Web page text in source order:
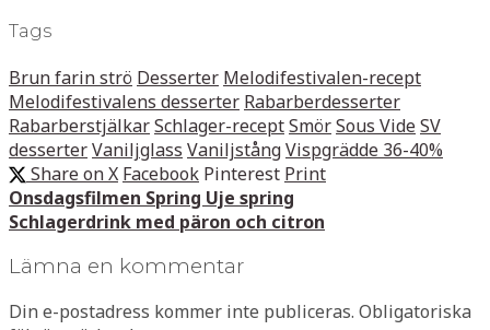
Tags
Brun farin strö Desserter Melodifestivalen-recept
Melodifestivalens desserter Rabarberdesserter
RabarberstjälkarSchlager-receptSmörSous VideSV
desserterVaniljglass VaniljstångVispgrädde 36-40%
Share on X Facebook Pinterest Print
Onsdagsfilmen Spring Uje spring
Schlagerdrink med päron och citron
Lämna en kommentar
Din e-postadress kommer inte publiceras. Obligatoriska